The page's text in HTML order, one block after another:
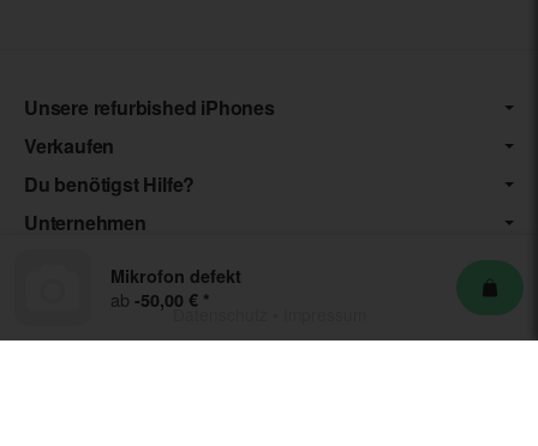
Mikrofon defekt
ab -50,00 € *
Unsere refurbished iPhones
Verkaufen
Du benötigst Hilfe?
Unternehmen
Datenschutz